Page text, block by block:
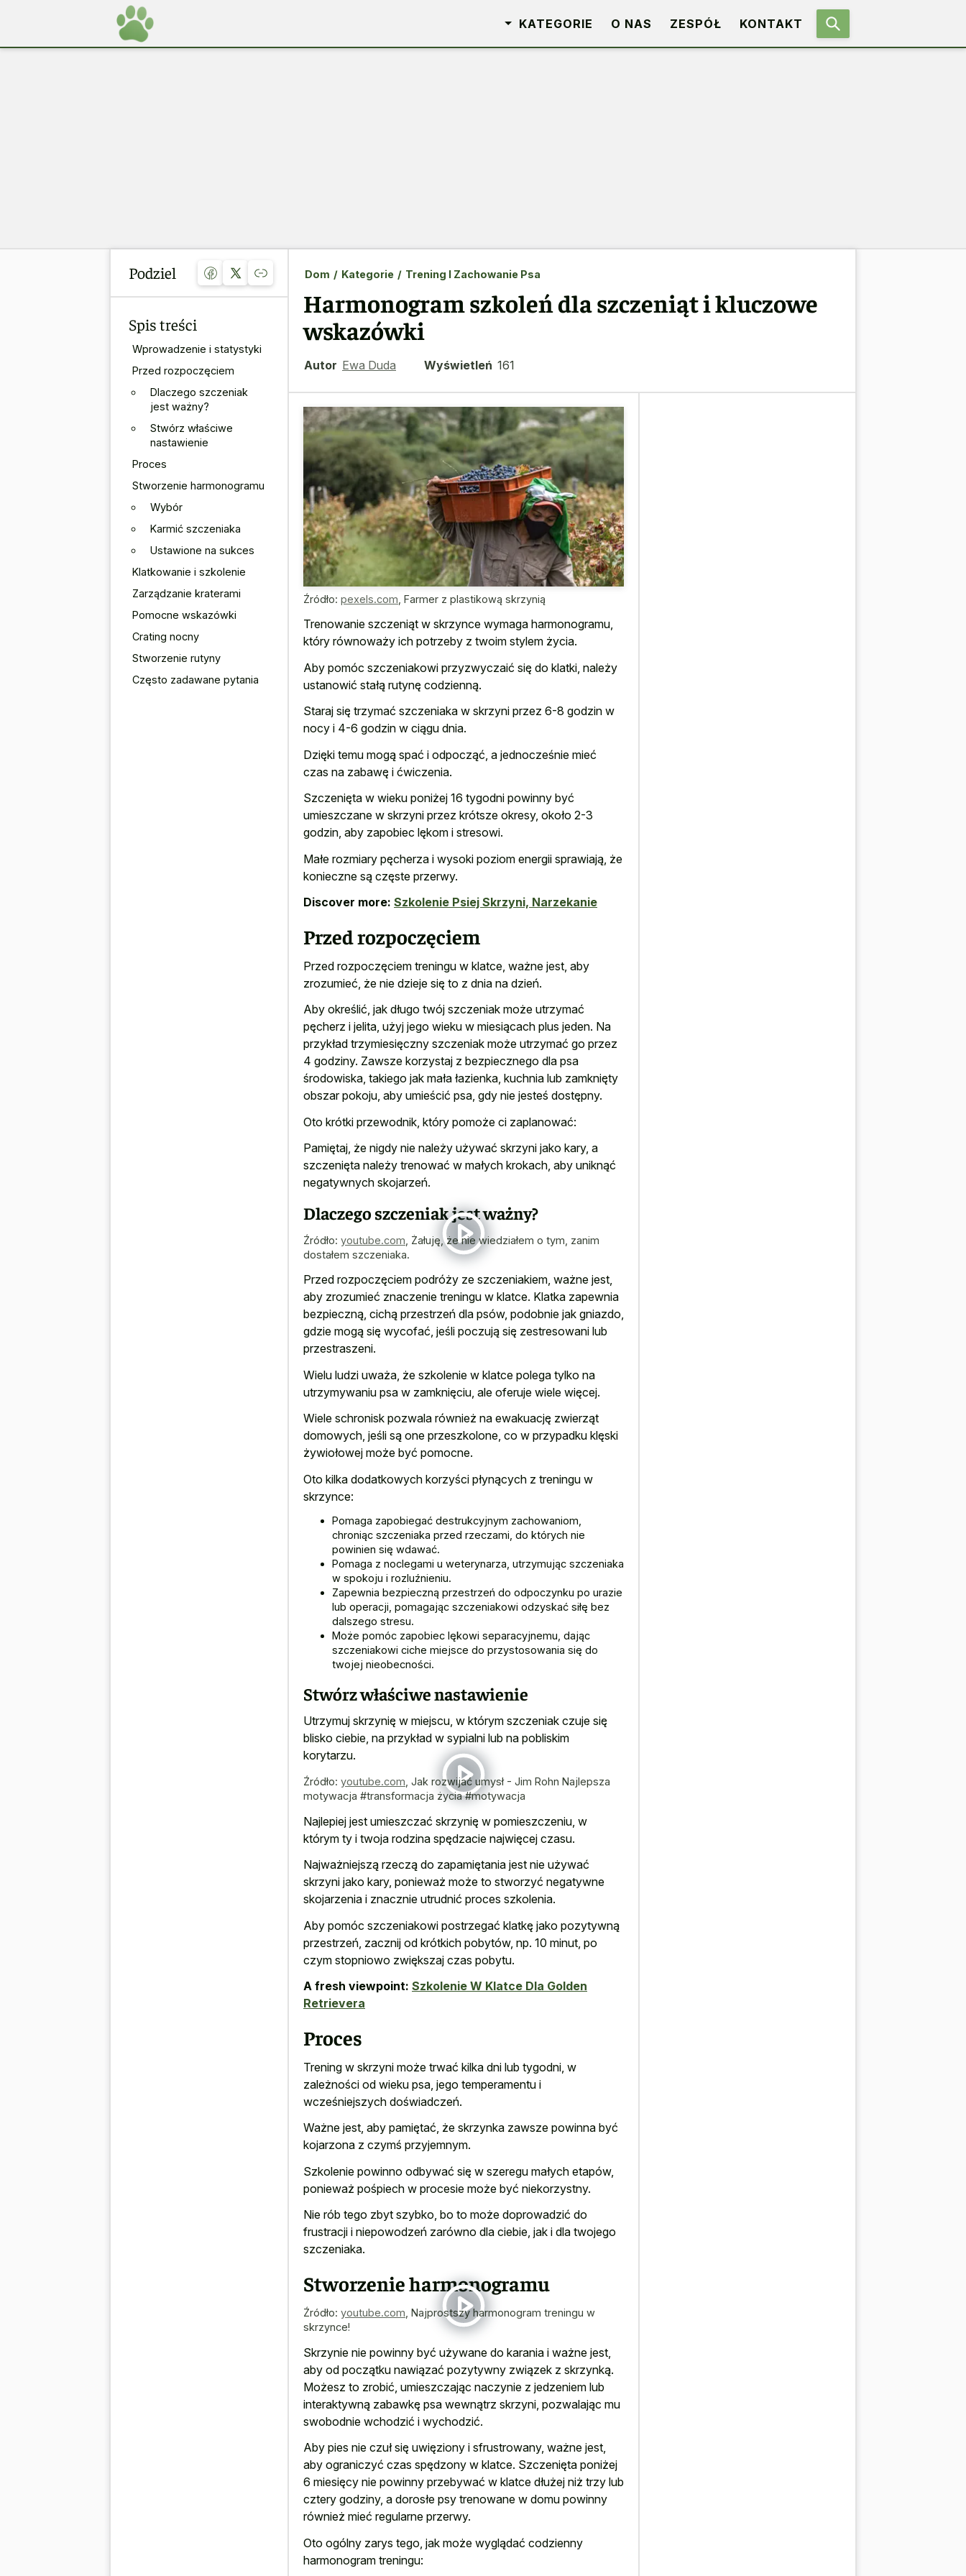
KATEGORIE O NAS ZESPÓŁ KONTAKT
Podziel
Spis treści
Wprowadzenie i statystyki
Przed rozpoczęciem
Dlaczego szczeniak
jest ważny?
Stwórz właściwe
nastawienie
Proces
Stworzenie harmonogramu
Wybór
Karmić szczeniaka
Ustawione na sukces
Klatkowanie i szkolenie
Zarządzanie kraterami
Pomocne wskazówki
Crating nocny
Stworzenie rutyny
Często zadawane pytania
Dom / Kategorie / Trening I Zachowanie Psa
Harmonogram szkoleń dla szczeniąt i kluczowe
wskazówki
Autor Ewa Duda Wyświetleń 161
Źródło: pexels.com Farmer z plastikową skrzynią
Trenowanie szczeniąt w skrzynce wymaga harmonogramu,
który równoważy ich potrzeby z twoim stylem życia.
Aby pomóc szczeniakowi przyzwyczaić się do klatki, należy
ustanowić stałą rutynę codzienną.
Staraj się trzymać szczeniaka w skrzyni przez 6-8 godzin w
nocy i 4-6 godzin w ciągu dnia.
Dzięki temu mogą spać i odpocząć, a jednocześnie mieć
czas na zabawę i ćwiczenia.
Szczenięta w wieku poniżej 16 tygodni powinny być
umieszczane w skrzyni przez krótsze okresy, około 2-3
godzin, aby zapobiec lękom i stresowi.
Małe rozmiary pęcherza i wysoki poziom energii sprawiają, że
konieczne są częste przerwy.
Discover more: Szkolenie Psiej Skrzyni, Narzekanie
Przed rozpoczęciem
Przed rozpoczęciem treningu w klatce, ważne jest, aby
zrozumieć, że nie dzieje się to z dnia na dzień.
Aby określić, jak długo twój szczeniak może utrzymać
pęcherz i jelita, użyj jego wieku w miesiącach plus jeden. Na
przykład trzymiesięczny szczeniak może utrzymać go przez
4 godziny. Zawsze korzystaj z bezpiecznego dla psa
środowiska, takiego jak mała łazienka, kuchnia lub zamknięty
obszar pokoju, aby umieścić psa, gdy nie jesteś dostępny.
Oto krótki przewodnik, który pomoże ci zaplanować:
Pamiętaj, że nigdy nie należy używać skrzyni jako kary, a
szczenięta należy trenować w małych krokach, aby uniknąć
negatywnych skojarzeń.
Dlaczego szczeniak jest ważny?
Źródło: youtube.com Żałuję, że nie wiedziałem o tym, zanim
dostałem szczeniaka.
Przed rozpoczęciem podróży ze szczeniakiem, ważne jest,
aby zrozumieć znaczenie treningu w klatce. Klatka zapewnia
bezpieczną, cichą przestrzeń dla psów, podobnie jak gniazdo,
gdzie mogą się wycofać, jeśli poczują się zestresowani lub
przestraszeni.
Wielu ludzi uważa, że szkolenie w klatce polega tylko na
utrzymywaniu psa w zamknięciu, ale oferuje wiele więcej.
Wiele schronisk pozwala również na ewakuację zwierząt
domowych, jeśli są one przeszkolone, co w przypadku klęski
żywiołowej może być pomocne.
Oto kilka dodatkowych korzyści płynących z treningu w
skrzynce:
Pomaga zapobiegać destrukcyjnym zachowaniom,
chroniąc szczeniaka przed rzeczami, do których nie
powinien się wdawać.
Pomaga z noclegami u weterynarza, utrzymując szczeniaka
w spokoju i rozluźnieniu.
Zapewnia bezpieczną przestrzeń do odpoczynku po urazie
lub operacji, pomagając szczeniakowi odzyskać siłę bez
dalszego stresu.
Może pomóc zapobiec lękowi separacyjnemu, dając
szczeniakowi ciche miejsce do przystosowania się do
twojej nieobecności.
Stwórz właściwe nastawienie
Utrzymuj skrzynię w miejscu, w którym szczeniak czuje się
blisko ciebie, na przykład w sypialni lub na pobliskim
korytarzu.
Źródło: youtube.com Jak rozwijać umysł - Jim Rohn Najlepsza
motywacja #transformacja życia #motywacja
Najlepiej jest umieszczać skrzynię w pomieszczeniu, w
którym ty i twoja rodzina spędzacie najwięcej czasu.
Najważniejszą rzeczą do zapamiętania jest nie używać
skrzyni jako kary, ponieważ może to stworzyć negatywne
skojarzenia i znacznie utrudnić proces szkolenia.
Aby pomóc szczeniakowi postrzegać klatkę jako pozytywną
przestrzeń, zacznij od krótkich pobytów, np. 10 minut, po
czym stopniowo zwiększaj czas pobytu.
A fresh viewpoint: Szkolenie W Klatce Dla Golden
Retrievera
Proces
Trening w skrzyni może trwać kilka dni lub tygodni, w
zależności od wieku psa, jego temperamentu i
wcześniejszych doświadczeń.
Ważne jest, aby pamiętać, że skrzynka zawsze powinna być
kojarzona z czymś przyjemnym.
Szkolenie powinno odbywać się w szeregu małych etapów,
ponieważ pośpiech w procesie może być niekorzystny.
Nie rób tego zbyt szybko, bo to może doprowadzić do
frustracji i niepowodzeń zarówno dla ciebie, jak i dla twojego
szczeniaka.
Stworzenie harmonogramu
Źródło: youtube.com Najprostszy harmonogram treningu w
skrzynce!
Skrzynie nie powinny być używane do karania i ważne jest,
aby od początku nawiązać pozytywny związek z skrzynką.
Możesz to zrobić, umieszczając naczynie z jedzeniem lub
interaktywną zabawkę psa wewnątrz skrzyni, pozwalając mu
swobodnie wchodzić i wychodzić.
Aby pies nie czuł się uwięziony i sfrustrowany, ważne jest,
aby ograniczyć czas spędzony w klatce. Szczenięta poniżej
6 miesięcy nie powinny przebywać w klatce dłużej niż trzy lub
cztery godziny, a dorosłe psy trenowane w domu powinny
również mieć regularne przerwy.
Oto ogólny zarys tego, jak może wyglądać codzienny
harmonogram treningu: